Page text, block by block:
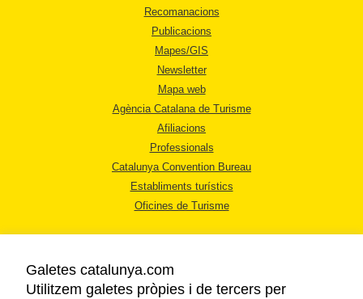
Recomanacions
Publicacions
Mapes/GIS
Newsletter
Mapa web
Agència Catalana de Turisme
Afiliacions
Professionals
Catalunya Convention Bureau
Establiments turístics
Oficines de Turisme
Galetes catalunya.com
Utilitzem galetes pròpies i de tercers per